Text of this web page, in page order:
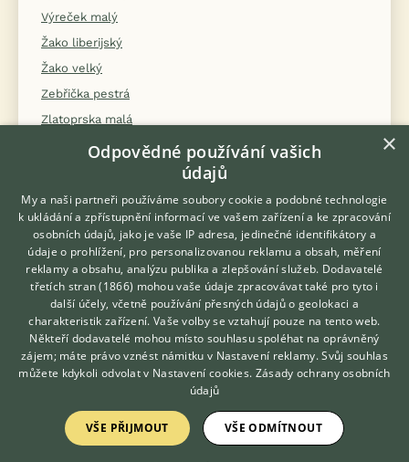
Výreček malý
Žako liberijský
Žako velký
Zebřička pestrá
Zlatoprska malá
Zvonek zelený
Zvonohlík šedý
KONTAKT DO REDAKCE WEBU
redakce@ifauna.cz
nonstop
Hledáte zvířecího kamaráda?
Zdarma vám poradí
VETERINÁŘ ONLINE
KONZULTOVAT S
VETERINÁŘEM
×
Odpovědné používání vašich
údajů
My a naši partneři používáme soubory cookie a podobné technologie
k ukládání a zpřístupnění informací ve vašem zařízení a ke zpracování
osobních údajů, jako je vaše IP adresa, jedinečné identifikátory a
údaje o prohlížení, pro personalizovanou reklamu a obsah, měření
reklamy a obsahu, analýzu publika a zlepšování služeb. Dodavatelé
třetích stran (1866) mohou vaše údaje zpracovávat také pro tyto i
další účely, včetně používání přesných údajů o geolokaci a
charakteristik zařízení. Vaše volby se vztahují pouze na tento web.
Někteří dodavatelé mohou místo souhlasu spoléhat na oprávněný
zájem; máte právo vznést námitku v Nastavení reklamy. Svůj souhlas
můžete kdykoli odvolat v Nastavení cookies. Zásady ochrany osobních
údajů
VŠE PŘIJMOUT VŠE ODMÍTNOUT